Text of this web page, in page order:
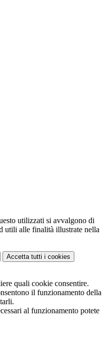
utilizzati si avvalgono di
utili alle finalità illustrate nella
Accetta tutti i cookies
quali cookie consentire.
il funzionamento della
al funzionamento potete